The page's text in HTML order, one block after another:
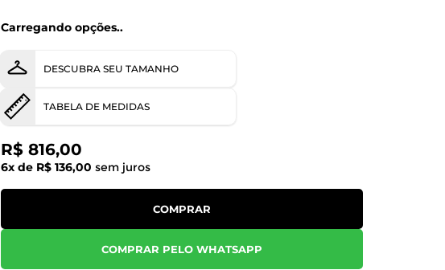
Carregando opções..
DESCUBRA SEU TAMANHO
TABELA DE MEDIDAS
R$ 816,00
6x de R$ 136,00 sem juros
COMPRAR
COMPRAR PELO WHATSAPP